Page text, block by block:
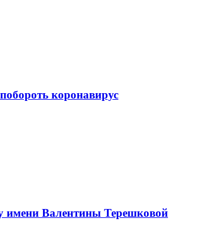
коронавирус
имени Валентины Терешковой